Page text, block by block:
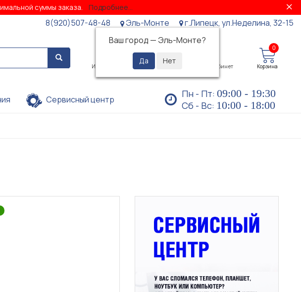
суммы заказа. Подробнее...
8(920)507-48-48
Эль-Монте
Ваш город — Эль-Монте?
г.Липецк, ул.Неделина, 32-15
Избранное Просмотренные Личный кабинет
0
Корзина
Сервисный центр Пн - Пт: 09:00 - 19:30
Сб - Вс: 10:00 - 18:00